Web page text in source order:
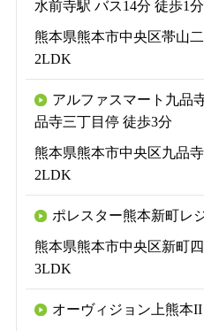
水前寺駅 バス14分 徒歩1分
熊本県熊本市中央区帯山二
2LDK
アルファスマート九品
品寺三丁目停 徒歩3分
熊本県熊本市中央区九品
2LDK
ポレスター熊本新町レ
熊本県熊本市中央区新町四
3LDK
オーヴィジョン上熊本